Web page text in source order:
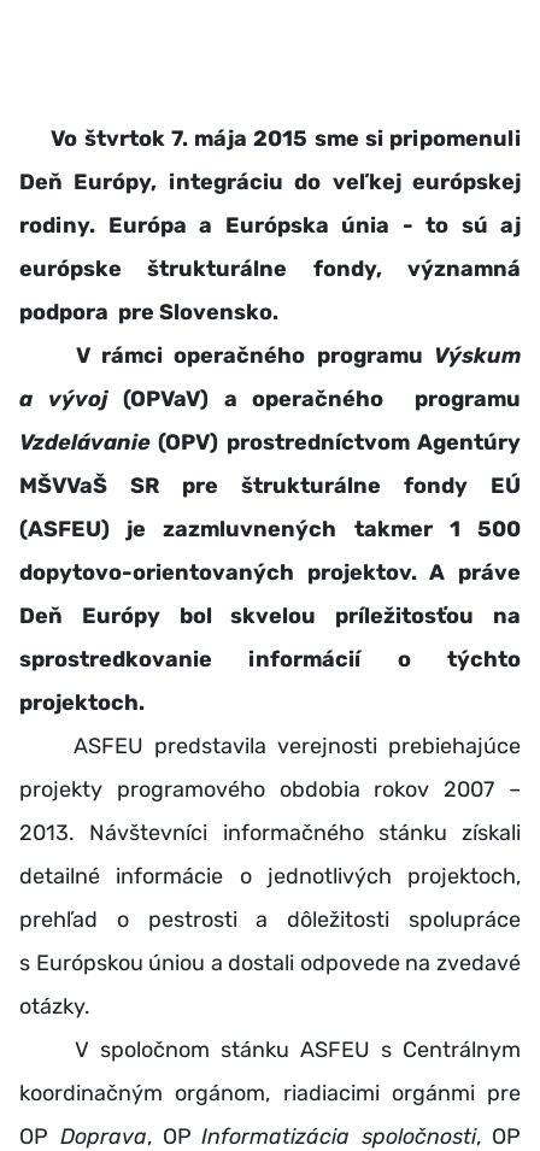
Vo štvrtok 7. mája 2015 sme si pripomenuli
Deň Európy, integráciu do veľkej európskej
rodiny. Európa a Európska únia - to sú aj
európske štrukturálne fondy, významná
podpora pre Slovensko.
V rámci operačného programu Výskum
a vývoj(OPVaV) a operačného programu
Vzdelávanie (OPV) prostredníctvom Agentúry
MŠVVaŠ SR pre štrukturálne fondy EÚ
(ASFEU) je zazmluvnených takmer 1 500
dopytovo-orientovaných projektov. A práve
Deň Európy bol skvelou príležitosťou na
sprostredkovanie informácií o týchto
projektoch.
ASFEU predstavila verejnosti prebiehajúce
projekty programového obdobia rokov 2007 –
2013. Návštevníci informačného stánku získali
detailné informácie o jednotlivých projektoch,
prehľad o pestrosti a dôležitosti spolupráce
s Európskou úniou a dostali odpovede na zvedavé
otázky.
V spoločnom stánku ASFEU s Centrálnym
koordinačným orgánom, riadiacimi orgánmi pre
OP Doprava, OPInformatizácia spoločnosti, OP